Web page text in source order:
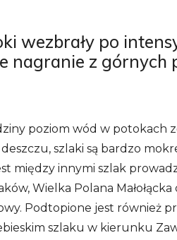
wezbrały po
nagranie z górnych
poziom wód w potokach
szlaki są bardzo
między innymi szlak
Wielka Polana
Podtopione jest również
szlaku w kierunku